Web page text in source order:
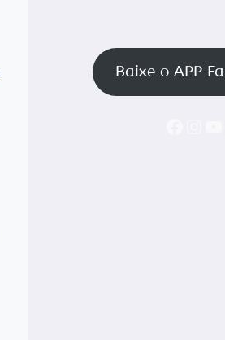
Baixe o APP